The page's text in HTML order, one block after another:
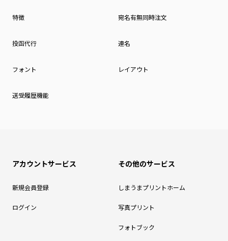
特徴 宛名有無同時注文
投函代行 連名
フォント レイアウト
送受履歴機能
アカウントサービス
新規会員登録
ログイン
その他のサービス
しまうまプリントホーム
写真プリント
フォトブック